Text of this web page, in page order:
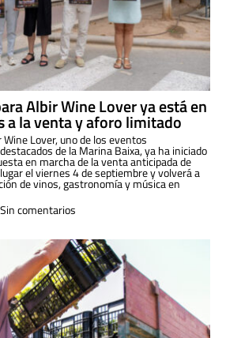
Albir Wine Lover ya está en
a la venta y aforo limitado
Lover, uno de los eventos
de la Marina Baixa, ya ha iniciado
en marcha de la venta anticipada de
el viernes 4 de septiembre y volverá a
de vinos, gastronomía y música en
Sin comentarios